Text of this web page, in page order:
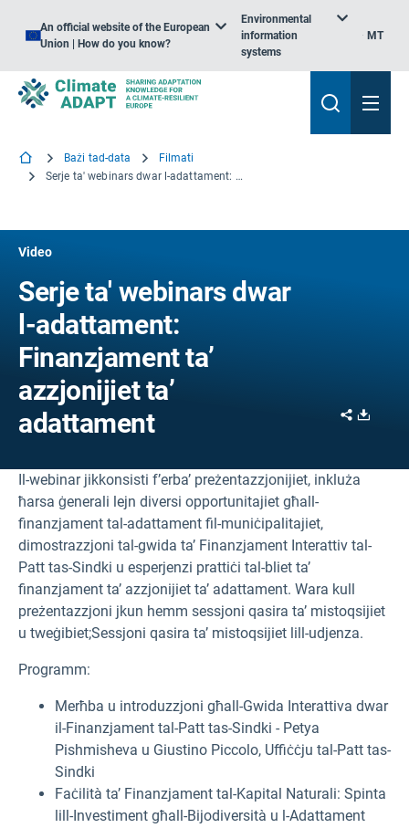
An official website of the European
Union | How do you know?
Environmental
information
systems
MT
Bażi tad-data
Filmati
Serje ta' webinars dwar l-adattament: Finanzjament ta’ azzjonijiet ta’ adattament
Video
Serje ta' webinars dwar
l-adattament:
Finanzjament ta’
azzjonijiet ta’
adattament
Share
Il-webinar jikkonsisti f’erba’ preżentazzjonijiet, inkluża
ħarsa ġenerali lejn diversi opportunitajiet għall-
finanzjament tal-adattament fil-muniċipalitajiet,
dimostrazzjoni tal-gwida ta’ Finanzjament Interattiv tal-
Patt tas-Sindki u esperjenzi prattiċi tal-bliet ta’
finanzjament ta’ azzjonijiet ta’ adattament. Wara kull
preżentazzjoni jkun hemm sessjoni qasira ta’ mistoqsijiet
u tweġibiet;Sessjoni qasira ta’ mistoqsijiet lill-udjenza.
Programm:
Merħba u introduzzjoni għall-Gwida Interattiva dwar
il-Finanzjament tal-Patt tas-Sindki - Petya
Pishmisheva u Giustino Piccolo, Uffiċċju tal-Patt tas-
Sindki
Faċilità ta’ Finanzjament tal-Kapital Naturali: Spinta
lill-Investiment għall-Bijodiversità u l-Adattament